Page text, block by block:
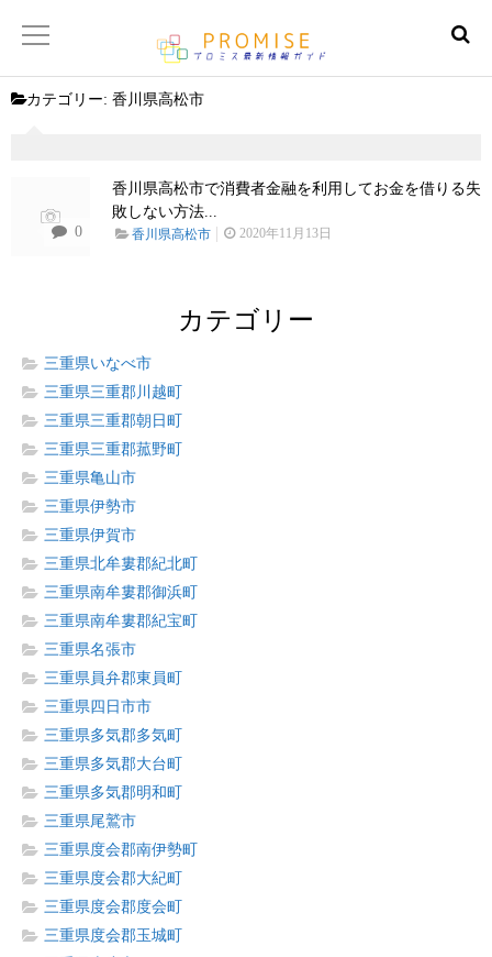
【サイトマップ】
カテゴリー: 香川県高松市
0
香川県高松市で消費者金融を利用してお金を借りる失
敗しない方法...
香川県高松市 2020年11月13日
カテゴリー
三重県いなべ市
三重県三重郡川越町
三重県三重郡朝日町
三重県三重郡菰野町
三重県亀山市
三重県伊勢市
三重県伊賀市
三重県北牟婁郡紀北町
三重県南牟婁郡御浜町
三重県南牟婁郡紀宝町
三重県名張市
三重県員弁郡東員町
三重県四日市市
三重県多気郡多気町
三重県多気郡大台町
三重県多気郡明和町
三重県尾鷲市
三重県度会郡南伊勢町
三重県度会郡大紀町
三重県度会郡度会町
三重県度会郡玉城町